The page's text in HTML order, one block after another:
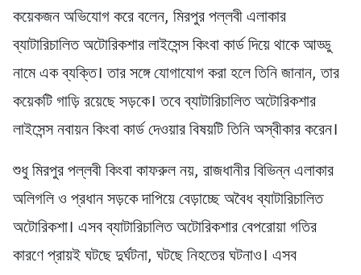
কয়েকজন অভিযোগ করে বলেন, মিরপুর পল্লবী এলাকার
ব্যাটারিচালিত অটোরিকশার লাইসেন্স কিংবা কার্ড দিয়ে থাকে আড্ডু
নামে এক ব্যক্তি। তার সঙ্গে যোগাযোগ করা হলে তিনি জানান, তার
কয়েকটি গাড়ি রয়েছে সড়কে। তবে ব্যাটারিচালিত অটোরিকশার
লাইসেন্স নবায়ন কিংবা কার্ড দেওয়ার বিষয়টি তিনি অস্বীকার করেন।
শুধু মিরপুর পল্লবী কিংবা কাফরুল নয়, রাজধানীর বিভিন্ন এলাকার
অলিগলি ও প্রধান সড়কে দাপিয়ে বেড়াচ্ছে অবৈধ ব্যাটারিচালিত
অটোরিকশা। এসব ব্যাটারিচালিত অটোরিকশার বেপরোয়া গতির
কারণে প্রায়ই ঘটছে দুর্ঘটনা, ঘটছে নিহতের ঘটনাও। এসব